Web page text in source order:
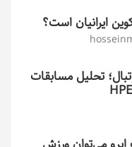
ایرانیان است؟
تحلیل مسابقات